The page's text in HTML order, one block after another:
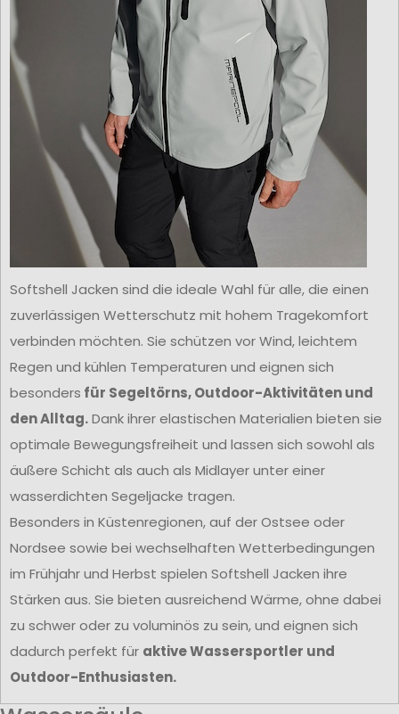
Softshell Jacken sind die ideale Wahl für alle, die einen
zuverlässigen Wetterschutz mit hohem Tragekomfort
verbinden möchten. Sie schützen vor Wind, leichtem
Regen und kühlen Temperaturen und eignen sich
besonders für Segeltörns, Outdoor-Aktivitäten und
den Alltag.Dank ihrer elastischen Materialien bieten sie
optimale Bewegungsfreiheit und lassen sich sowohl als
äußere Schicht als auch als Midlayer unter einer
wasserdichten Segeljacke tragen.
Besonders in Küstenregionen, auf der Ostsee oder
Nordsee sowie bei wechselhaften Wetterbedingungen
im Frühjahr und Herbst spielen Softshell Jacken ihre
Stärken aus. Sie bieten ausreichend Wärme, ohne dabei
zu schwer oder zu voluminös zu sein, und eignen sich
dadurch perfekt für aktive Wassersportler und
Outdoor-Enthusiasten.